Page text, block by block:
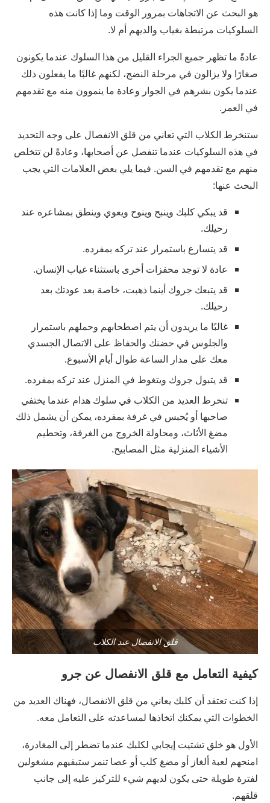
هو البحث عن الاتجاهات بمرور الوقت وما إذا كانت هذه
السلوكيات مرتبطة بغياب والديهم أم لا.
عادةً ما تظهر جميع الجراء القليل من هذا السلوك عندما يكونون
صغارًا ولا يزالون في مرحلة النضج، لكنهم غالبًا ما يفعلون ذلك
عندما يكون بشرهم في الجوار وعادة ما ينموون منه مع تقدمهم
في العمر.
ستنخرط الكلاب التي تعاني من قلق الانفصال على وجه التحديد
في هذه السلوكيات عندما تنفصل عن أصحابها، وعادةً لن تتخلص
منهم مع تقدمهم في السن. فيما يلي بعض العلامات التي يجب
البحث عنها:
قد يبكي كلبك وينبح وينوح ويعوي وينطق بمشاعره عند
رحيلك.
قد يتسارع باستمرار عند تركه بمفرده.
عادة لا توجد محفزات أخرى باستثناء غياب الإنسان.
قد يتبعك جروك أينما ذهبت، خاصة بعد عودتك بعد
رحيلك.
غالبًا ما يريدون أن يتم اصطحابهم وحملهم باستمرار
والجلوس في حضنك والحفاظ على الاتصال الجسدي
معك على مدار الساعة طوال أيام الأسبوع.
قد يتبول جروك ويتغوط في المنزل عند تركه بمفرده.
تنخرط العديد من الكلاب في سلوك هدام عندما يختفي
صاحبها أو يُحبس في غرفة بمفرده، يمكن أن يشمل ذلك
مضغ الأثاث، ومحاولة الخروج من الغرفة، وتحطيم
الأشياء المنزلية مثل المصابيح.
قلق الانفصال عند الكلاب
كيفية التعامل مع قلق الانفصال عن جرو
إذا كنت تعتقد أن كلبك يعاني من قلق الانفصال، فهناك العديد من
الخطوات التي يمكنك اتخاذها لمساعدته على التعامل معه.
الأول هو خلق تشتيت إيجابي لكلبك عندما تضطر إلى المغادرة،
امنحهم لعبة ألغاز أو مضغ كلب أو عصا تنمر ستبقيهم مشغولين
لفترة طويلة حتى يكون لديهم شيء للتركيز عليه إلى جانب
قلقهم.